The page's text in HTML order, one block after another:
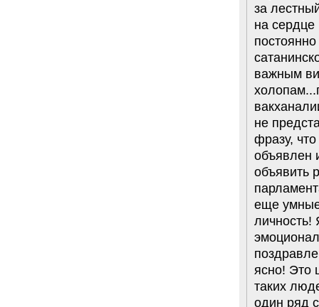
за
на сердце
важным
не
фразу,
объявлен
объявить
еще
ясно! Это
таких
один ряд